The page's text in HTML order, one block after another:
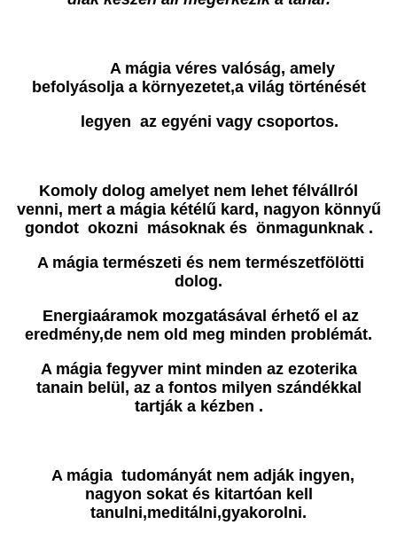
A mágia véres valóság, amely
befolyásolja a környezetet,a világ történését
legyen az egyéni vagy csoportos.
Komoly dolog amelyet nem lehet félvállról
venni, mert a mágia kétélű kard, nagyon könnyű
gondot okozni másoknak és önmagunknak .
A mágia természeti és nem természetfölötti
dolog.
Energiaáramok mozgatásával érhető el az
eredmény,de nem old meg minden problémát.
A mágia fegyver mint minden az ezoterika
tanain belül, az a fontos milyen szándékkal
tartják a kézben .
A mágia tudományát nem adják ingyen,
nagyon sokat és kitartóan kell
tanulni,meditálni,gyakorolni.